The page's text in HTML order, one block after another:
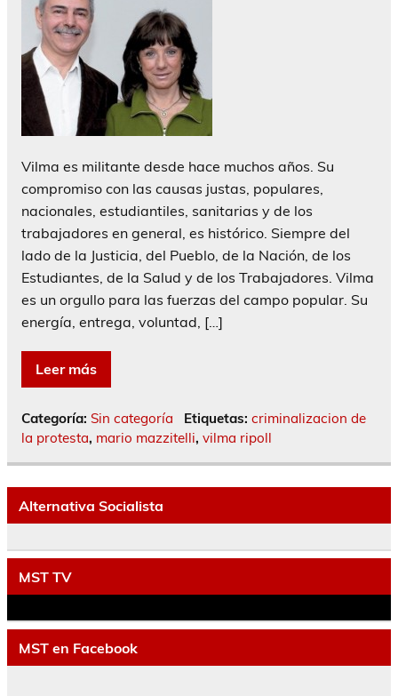
Vilma es militante desde hace muchos años. Su
compromiso con las causas justas, populares,
nacionales, estudiantiles, sanitarias y de los
trabajadores en general, es histórico. Siempre del
lado de la Justicia, del Pueblo, de la Nación, de los
Estudiantes, de la Salud y de los Trabajadores. Vilma
es un orgullo para las fuerzas del campo popular. Su
energía, entrega, voluntad, […]
Leer más
Categoría: Sin categoría Etiquetas: criminalizacion de
la protesta, mario mazzitelli, vilma ripoll
Alternativa Socialista
MST TV
MST en Facebook